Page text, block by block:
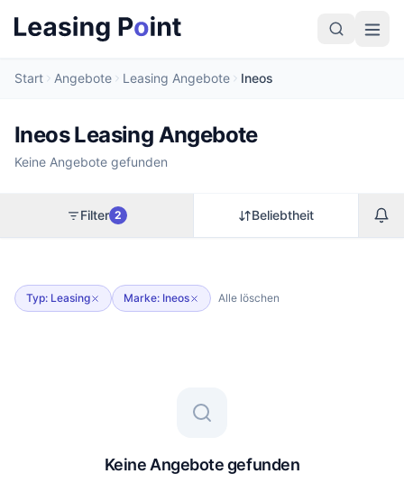
Start Angebote Leasing Angebote Ineos
Ineos Leasing Angebote
Keine Angebote gefunden
Filter 2 Beliebtheit
Typ: Leasing Marke: Ineos Alle löschen
Keine Angebote gefunden